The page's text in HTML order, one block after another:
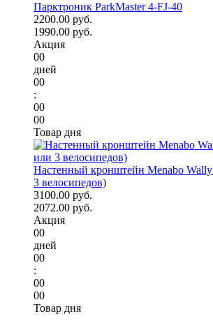
Парктроник ParkMaster 4-FJ-40
2200.00 руб.
1990.00 руб.
Акция
00
дней
00
:
00
00
Товар дня
Настенный кронштейн Menabo Wally
3 велосипедов)
3100.00 руб.
2072.00 руб.
Акция
00
дней
00
:
00
00
Товар дня